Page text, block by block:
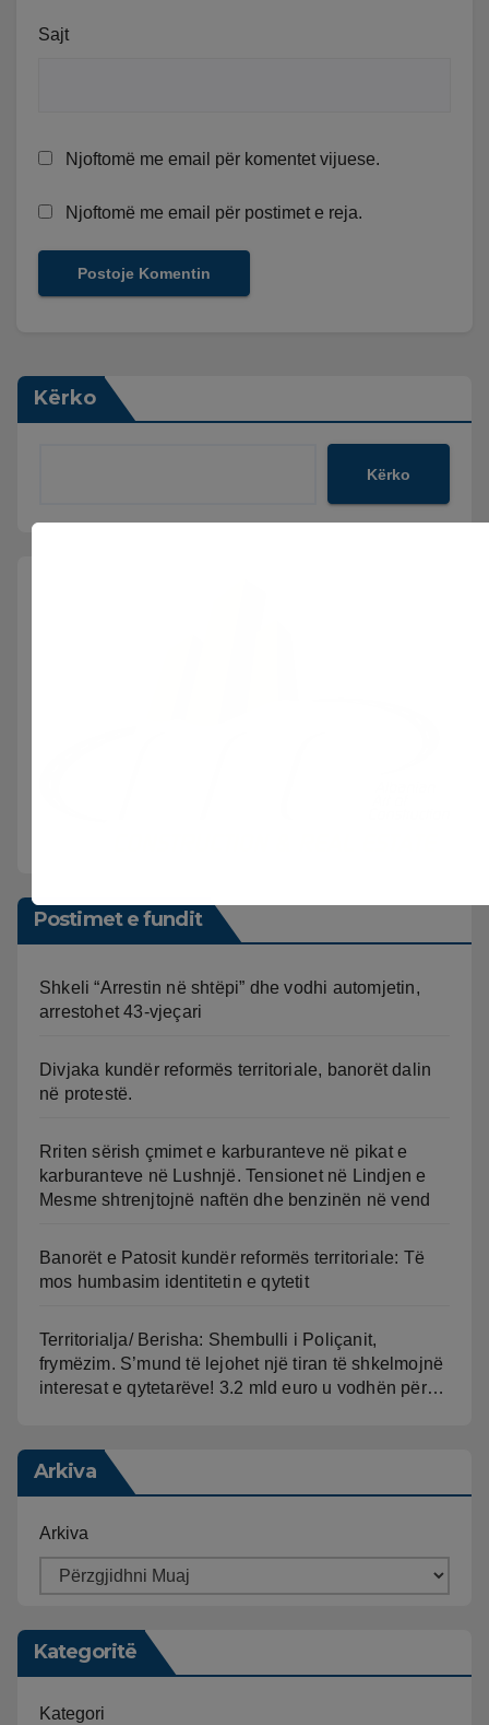
Sajt
Njoftomë me email për komentet vijuese.
Njoftomë me email për postimet e reja.
Kërko
Kërko
Postimet e fundit
Shkeli “Arrestin në shtëpi” dhe vodhi automjetin,
arrestohet 43-vjeçari
Divjaka kundër reformës territoriale, banorët dalin
në protestë.
Rriten sërish çmimet e karburanteve në pikat e
karburanteve në Lushnjë. Tensionet në Lindjen e
Mesme shtrenjtojnë naftën dhe benzinën në vend
Banorët e Patosit kundër reformës territoriale: Të
mos humbasim identitetin e qytetit
Territorialja/ Berisha: Shembulli i Poliçanit,
frymëzim. S’mund të lejohet një tiran të shkelmojnë
interesat e qytetarëve! 3.2 mld euro u vodhën për…
Arkiva
Arkiva
Kategoritë
Kategori